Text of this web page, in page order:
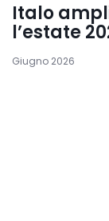
Italo
l’estate
Giugno 2026